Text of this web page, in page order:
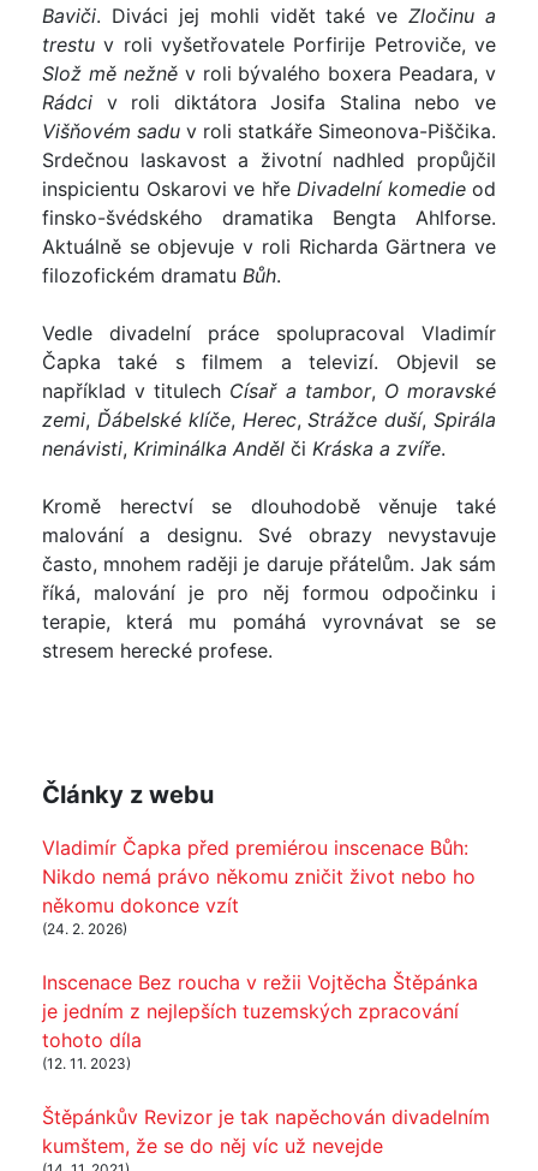
Baviči. Diváci jej mohli vidět také veZločinu a
trestu v roli vyšetřovatele Porfirije Petroviče, ve
Slož mě nežněv roli bývalého boxera Peadara, v
Rádci v roli diktátora Josifa Stalina nebo ve
Višňovém sadu v roli statkáře Simeonova-Piščika.
Srdečnou laskavost a životní nadhled propůjčil
inspicientu Oskarovi ve hře Divadelní komedieod
finsko-švédského dramatika Bengta Ahlforse.
Aktuálně se objevuje v roli Richarda Gärtnera ve
filozofickém dramatu Bůh.
Vedle divadelní práce spolupracoval Vladimír
Čapka také s filmem a televizí. Objevil se
například v titulech Císař a tambor, O moravské
zemi, Ďábelské klíče, Herec,Strážce duší,Spirála
nenávisti, Kriminálka Anděl či Kráska a zvíře.
Kromě herectví se dlouhodobě věnuje také
malování a designu. Své obrazy nevystavuje
často, mnohem raději je daruje přátelům. Jak sám
říká, malování je pro něj formou odpočinku i
terapie, která mu pomáhá vyrovnávat se se
stresem herecké profese.
Články z webu
Vladimír Čapka před premiérou inscenace Bůh:
Nikdo nemá právo někomu zničit život nebo ho
někomu dokonce vzít
(24. 2. 2026)
Inscenace Bez roucha v režii Vojtěcha Štěpánka
je jedním z nejlepších tuzemských zpracování
tohoto díla
(12. 11. 2023)
Štěpánkův Revizor je tak napěchován divadelním
kumštem, že se do něj víc už nevejde